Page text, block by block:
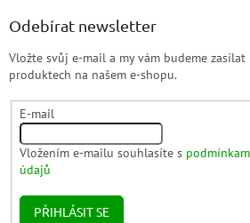
Odebírat newsletter
Vložte svůj e-mail a my vám budeme
produktech na našem e-shopu.
E-mail
Vložením e-mailu souhlasíte s
údajů
PŘIHLÁSIT SE